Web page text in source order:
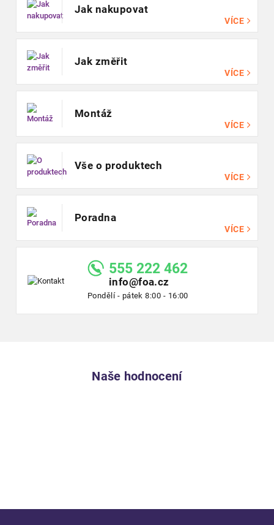
Jak nakupovat
VÍCE
Jak změřit
VÍCE
Montáž
VÍCE
Vše o produktech
VÍCE
Poradna
VÍCE
555 222 462
info@foa.cz
Pondělí - pátek 8:00 - 16:00
Naše hodnocení